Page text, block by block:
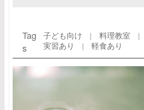
Tag
s
子ども向け |料理教室 |
実習あり |軽食あり